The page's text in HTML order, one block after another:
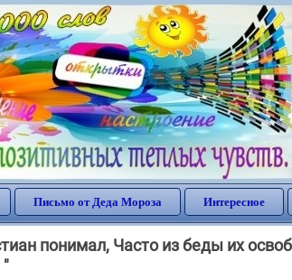
Письмо от Деда Мороза Интересное
понимал, Часто из беды их
"